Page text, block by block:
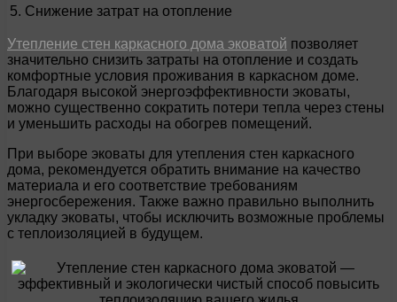
5. Снижение затрат на отопление
Утепление стен каркасного дома эковатой позволяет
значительно снизить затраты на отопление и создать
комфортные условия проживания в каркасном доме.
Благодаря высокой энергоэффективности эковаты,
можно существенно сократить потери тепла через стены
и уменьшить расходы на обогрев помещений.
При выборе эковаты для утепления стен каркасного
дома, рекомендуется обратить внимание на качество
материала и его соответствие требованиям
энергосбережения. Также важно правильно выполнить
укладку эковаты, чтобы исключить возможные проблемы
с теплоизоляцией в будущем.